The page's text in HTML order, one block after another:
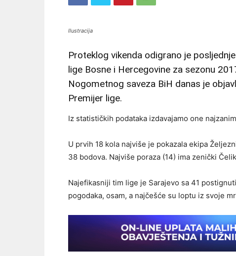
Ilustracija
Proteklog vikenda odigrano je
lige Bosne i Hercegovine za sezonu
Nogometnog saveza BiH danas je
Premijer lige.
Iz statističkih podataka izdavajamo one
U prvih 18 kola najviše je pokazala ekipa
38 bodova. Najviše poraza (14) ima zenički
Najefikasniji tim lige je Sarajevo sa 41
pogodaka, osam, a najčešće su loptu iz svoje